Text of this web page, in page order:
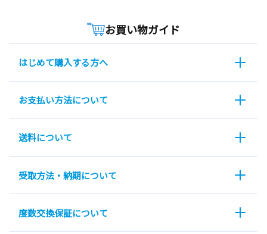
お買い物ガイド
はじめて購入する方へ
お支払い方法について
送料について
受取方法・納期について
度数交換保証について